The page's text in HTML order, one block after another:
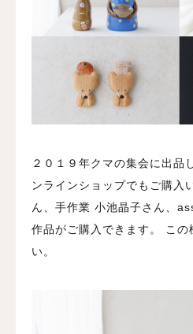
２０１９年クマの集会に出品
ンラインショップでもご購入
ん、手作業 小池晶子さん、
作品がご購入できます。 この
い。